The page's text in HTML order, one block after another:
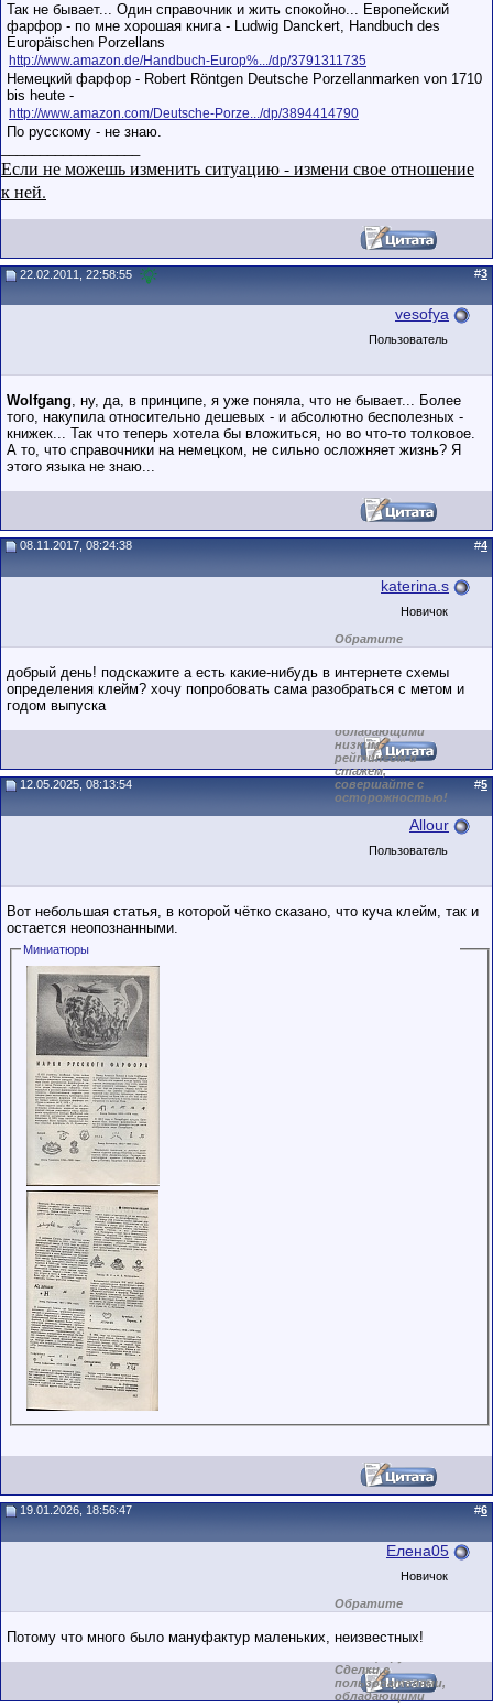
Так не бывает... Один справочник и жить спокойно... Европейский
фарфор - по мне хорошая книга - Ludwig Danckert, Handbuch des
Europäischen Porzellans
http://www.amazon.de/Handbuch-Europ%.../dp/3791311735
Немецкий фарфор - Robert Röntgen Deutsche Porzellanmarken von 1710
bis heute -
http://www.amazon.com/Deutsche-Porze.../dp/3894414790
По русскому - не знаю.
Если не можешь изменить ситуацию - измени свое отношение
к ней.
22.02.2011, 22:58:55 #3
vesofya
Пользователь
Wolfgang, ну, да, в принципе, я уже поняла, что не бывает... Более
того, накупила относительно дешевых - и абсолютно бесполезных -
книжек... Так что теперь хотела бы вложиться, но во что-то толковое.
А то, что справочники на немецком, не сильно осложняет жизнь? Я
этого языка не знаю...
08.11.2017, 08:24:38 #4
katerina.s
Новичок
Обратите
внимание на
пользователя на
этом форуме.
обладающими
низким
рейтингом и
стажем,
совершайте с
осторожностью!
добрый день! подскажите а есть какие-нибудь в интернете схемы
определения клейм? хочу попробовать сама разобраться с метом и
годом выпуска
12.05.2025, 08:13:54 #5
Allour
Пользователь
Вот небольшая статья, в которой чётко сказано, что куча клейм, так и
остается неопознанными.
Миниатюры
19.01.2026, 18:56:47 #6
Елена05
Новичок
Обратите
внимание на
маленький стаж
пользователя на
Сделки с
пользователями,
обладающими
Потому что много было мануфактур маленьких, неизвестных!